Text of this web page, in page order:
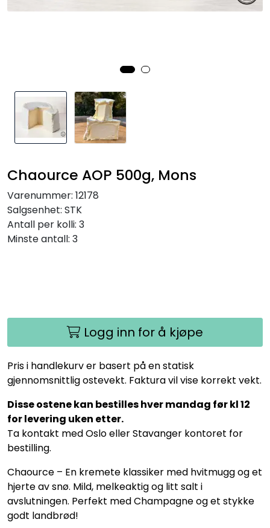
Chaource AOP 500g, Mons
Varenummer: 12178
Salgsenhet: STK
Antall per kolli: 3
Minste antall: 3
Logg inn for å kjøpe
Pris i handlekurv er basert på en statisk
gjennomsnittlig ostevekt. Faktura vil vise korrekt vekt.
Disse ostene kan bestilles hver mandag før kl 12
for levering uken etter.
Ta kontakt med Oslo eller Stavanger kontoret for
bestilling.
Chaource – En kremete klassiker med hvitmugg og et
hjerte av snø. Mild, melkeaktig og litt salt i
avslutningen. Perfekt med Champagne og et stykke
godt landbrød!
Inspirasjon